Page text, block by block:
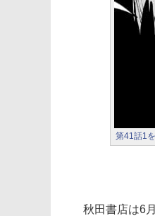
第41話1
秋田書店は6